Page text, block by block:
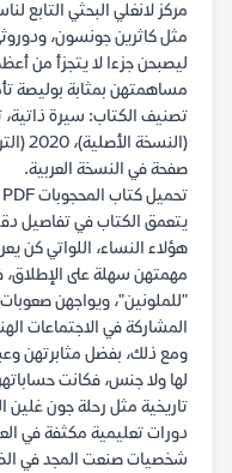
مركز لانغلي البحثي التابع
مثل كاثرين جونسون،
ليصبحن جزءا لا يتجزأ من
مساهمتهن بمثابة بوليصة
صفحة في النسخة العربية.
تحميل كتاب المحجوبات PDF وقراءة قصة حقيقية غيرت التاريخ
يتعمق الكتاب في تفاصيل
هؤلاء النساء، اللواتي كن
مهمتهن سهلة على
"للملونين"، ويواجهن
المشاركة في الاجتماعات
ومع ذلك، بفضل مثابرتهن
لها ولا جنس، فكانت
تاريخية مثل رحلة جون غلين
دورات تعليمية مكثفة في
شخصيات صنعت المجد في